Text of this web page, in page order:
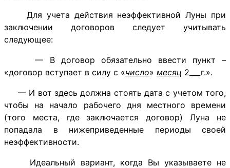
Для учета действия неэффективной Луны при
заключении договоров следует учитывать
следующее:
— В договор обязательно ввести пункт –
«договор вступает в силу с «число» месяц 2___г.».
— И вот здесь должна стоять дата с учетом того,
чтобы на начало рабочего дня местного времени
(того места, где заключается договор) Луна не
попадала в нижеприведенные периоды своей
неэффективности.
Идеальный вариант, когда Вы указываете не